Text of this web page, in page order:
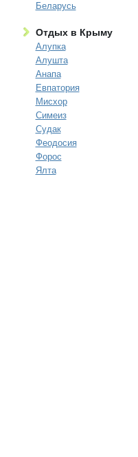
Беларусь
Отдых в Крыму
Алупка
Алушта
Анапа
Евпатория
Мисхор
Симеиз
Судак
Феодосия
Форос
Ялта